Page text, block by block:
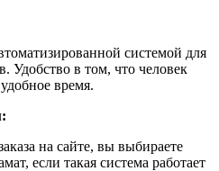
системой для
Удобство в том, что человек
время.
на сайте, вы выбираете
если такая система работает